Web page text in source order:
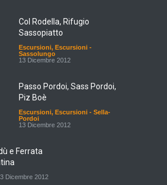
Col Rodella, Rifugio
Sassopiatto
Escursioni, Escursioni -
Sassolungo
13 Dicembre 2012
Passo Pordoi, Sass Pordoi,
Piz Boè
Escursioni, Escursioni - Sella-
Pordoi
13 Dicembre 2012
e Ferrata
Dicembre 2012